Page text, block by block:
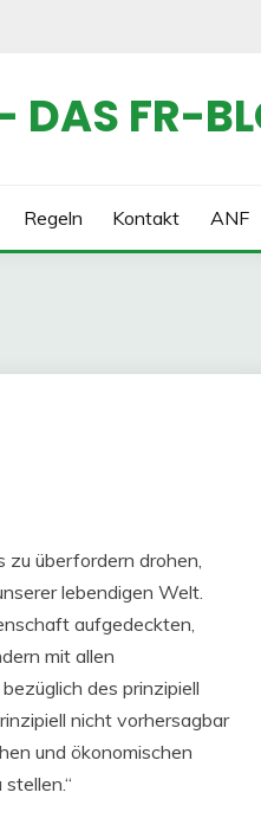
DAS FR-
Regeln Kontakt ANF
zu überfordern drohen,
lebendigen Welt.
aufgedeckten,
mit allen
des prinzipiell
nicht vorhersagbar
und ökonomischen